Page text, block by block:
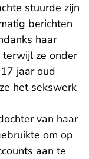
stuurde zijn
berichten
haar
ze onder
jaar oud
het sekswerk
van haar
om op
aan te